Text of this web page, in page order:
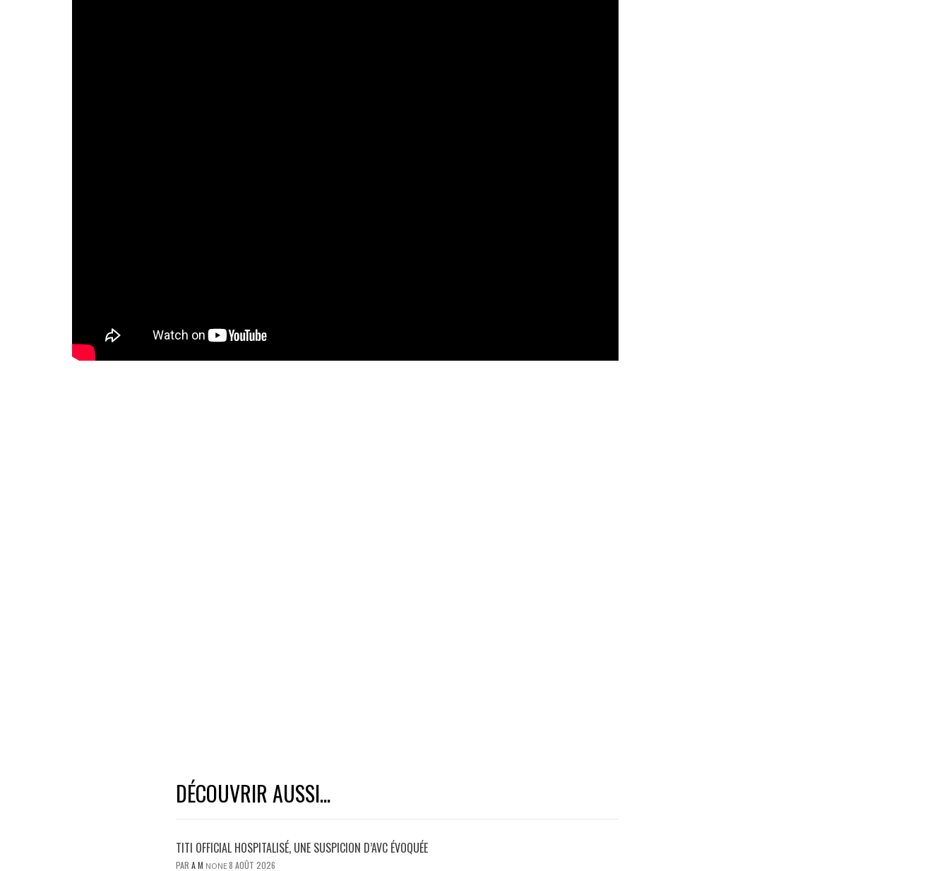
DÉCOUVRIR AUSSI...
TITI OFFICIAL HOSPITALISÉ, UNE SUSPICION D’AVC ÉVOQUÉE
PAR A M NONE8 AOÛT 2026